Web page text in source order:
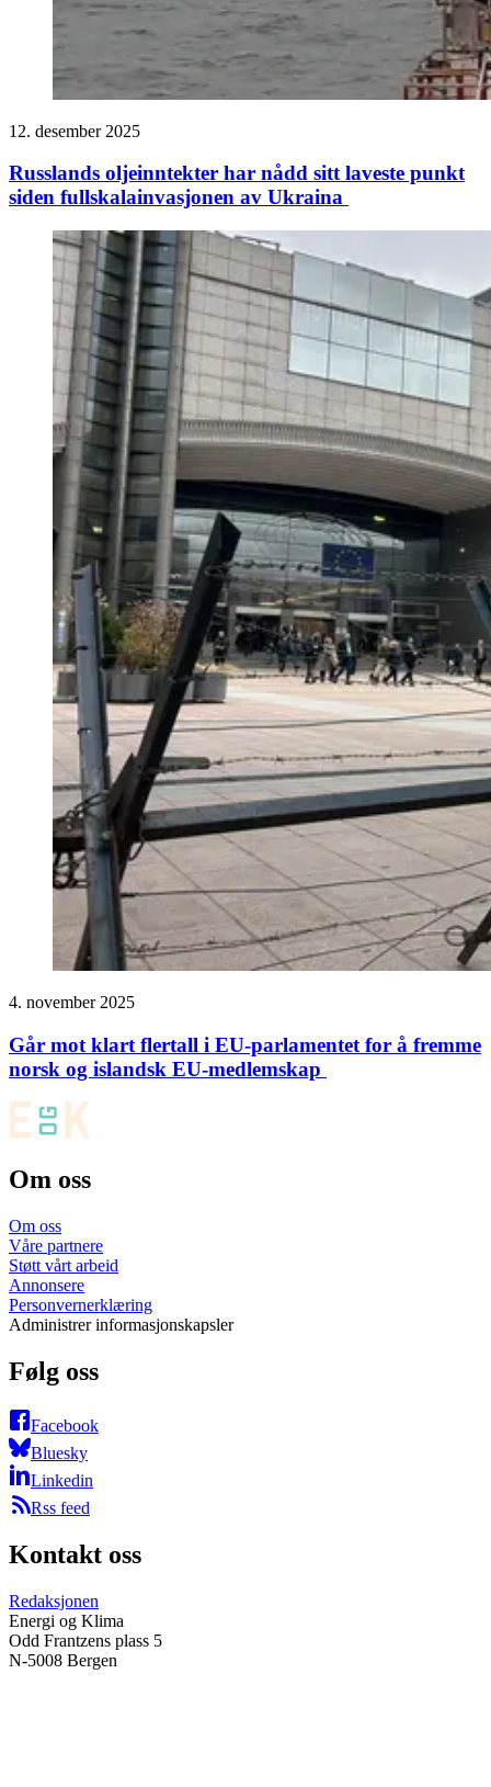
12. desember 2025
Russlands oljeinntekter har nådd sitt laveste punkt
siden fullskalainvasjonen av Ukraina
4. november 2025
Går mot klart flertall i EU-parlamentet for å fremme
norsk og islandsk EU-medlemskap
Om oss
Om oss
Våre partnere
Støtt vårt arbeid
Annonsere
Personvernerklæring
Administrer informasjonskapsler
Følg oss
Facebook
Bluesky
Linkedin
Rss feed
Kontakt oss
Redaksjonen
Energi og Klima
Odd Frantzens plass 5
N-5008 Bergen